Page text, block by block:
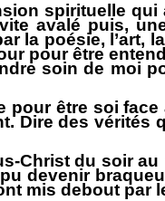
spirituelle qui
avalé puis,
la poésie, l’art,
pour être
soin de moi
être soi face
Dire des vérités
Christ du soir
devenir
mis debout par